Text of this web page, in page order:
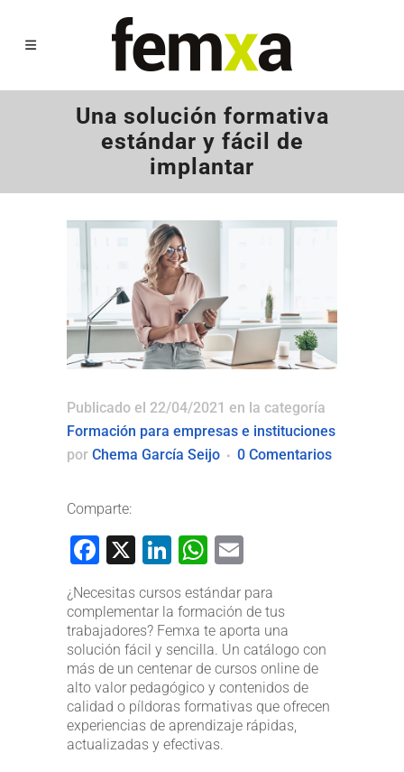
Una solución formativa
estándar y fácil de
implantar
Publicado el 22/04/2021 en la categoría
Formación para empresas e instituciones
por Chema García Seijo 0 Comentarios
Comparte:
Facebook
X LinkedIn
WhatsApp
¿Necesitas cursos estándar para
complementar la formación de tus
trabajadores? Femxa te aporta una
solución fácil y sencilla. Un catálogo con
más de un centenar de cursos online de
alto valor pedagógico y contenidos de
calidad o píldoras formativas que ofrecen
experiencias de aprendizaje rápidas,
actualizadas y efectivas.